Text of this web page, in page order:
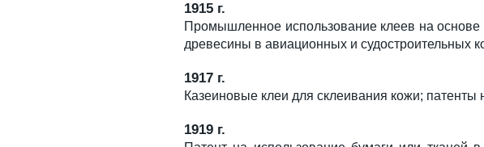
1915 г.
Промышленное использование клеев на основе
древесины в авиационных и судостроительных
1917 г.
Казеиновые клеи для склеивания кожи; патенты
1919 г.